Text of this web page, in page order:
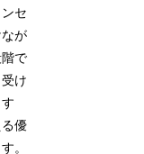
セ
が
で
け
優
。